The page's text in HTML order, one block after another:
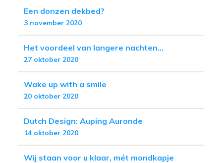
Een donzen dekbed?
3 november 2020
Het voordeel van langere nachten...
27 oktober 2020
Wake up with a smile
20 oktober 2020
Dutch Design: Auping Auronde
14 oktober 2020
Wij staan voor u klaar, mét mondkapje